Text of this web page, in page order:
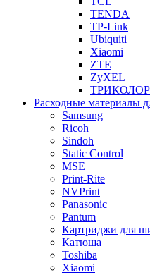
TENDA
TP-Link
Ubiquiti
Xiaomi
ZTE
ZyXEL
ТРИКОЛОР
Расходные материалы
Samsung
Ricoh
Sindoh
Static Control
MSE
Print-Rite
NVPrint
Panasonic
Pantum
Картриджи для
Катюша
Toshiba
Xiaomi